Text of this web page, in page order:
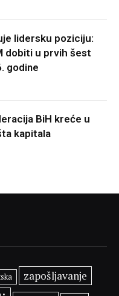
lidersku poziciju:
dobiti u prvih šest
godine
BiH kreće u
kapitala
zapošljavanje